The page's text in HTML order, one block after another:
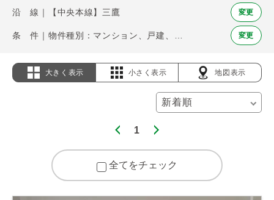
沿 線｜【中央本線】三鷹 変更
変更
大きく表示 小さく表示 地図表示
1
全てをチェック